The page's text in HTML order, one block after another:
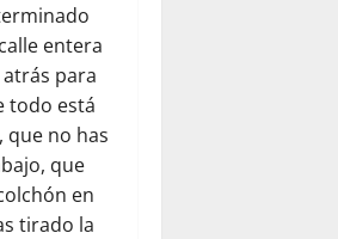
entera
para
todo está
que no has
que
en
tirado la